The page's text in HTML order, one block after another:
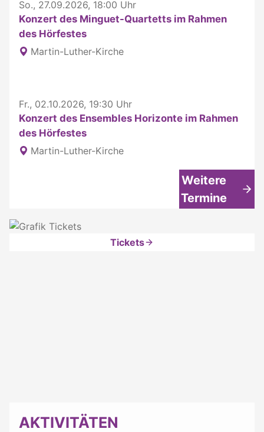
So., 27.09.2026, 18:00 Uhr
Konzert des Minguet-Quartetts im Rahmen
des Hörfestes
Martin-Luther-Kirche
Fr., 02.10.2026, 19:30 Uhr
Konzert des Ensembles Horizonte im Rahmen
des Hörfestes
Martin-Luther-Kirche
Weitere
Termine
Tickets
AKTIVITÄTEN